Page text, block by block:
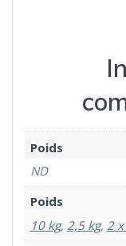
Poids
ND
Poids
10 kg, 2,5 kg, 2